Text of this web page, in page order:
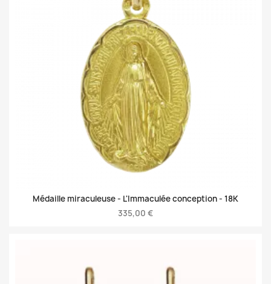
Médaille miraculeuse - L'Immaculée conception - 18K
335,00 €